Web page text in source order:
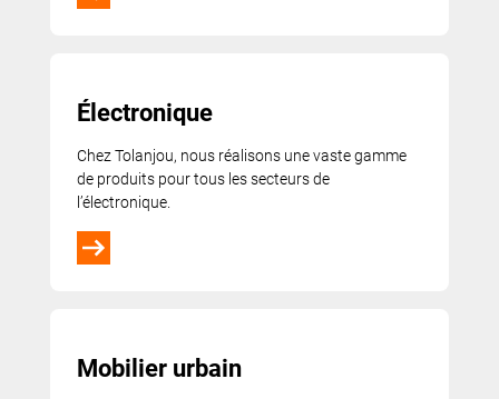
Électronique
Chez Tolanjou, nous réalisons une vaste gamme
de produits pour tous les secteurs de
l’électronique.
Mobilier urbain